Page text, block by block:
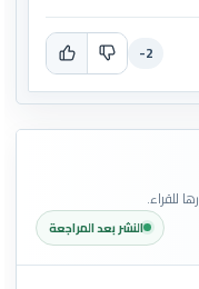
-2
للقراء.
النشر بعد المراجعة